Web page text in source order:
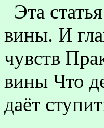
Эта
вины. И
чувств
вины Что
даёт